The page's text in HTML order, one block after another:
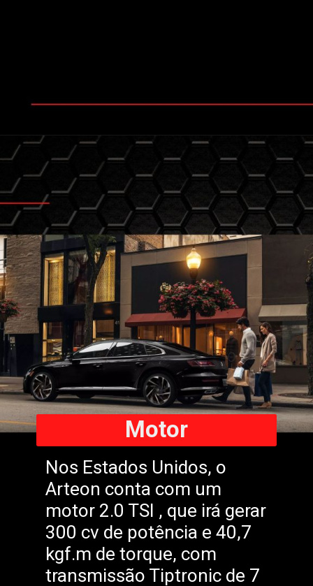
Nos Estados Unidos, o
Arteon conta com um
motor 2.0 TSI , que irá gerar
300 cv de potência e 40,7
kgf.m de torque, com
transmissão Tiptronic de 7
Motor